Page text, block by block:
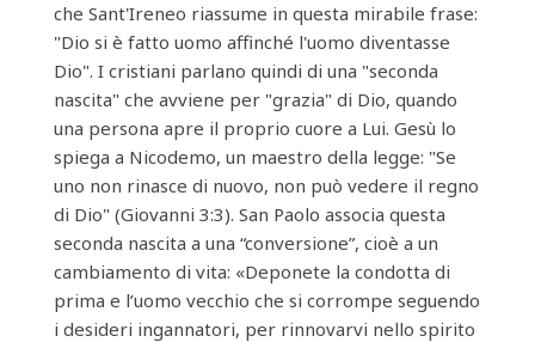
che Sant'Ireneo riassume in questa mirabile frase:
"Dio si è fatto uomo affinché l'uomo diventasse
Dio". I cristiani parlano quindi di una "seconda
nascita" che avviene per "grazia" di Dio, quando
una persona apre il proprio cuore a Lui. Gesù lo
spiega a Nicodemo, un maestro della legge: "Se
uno non rinasce di nuovo, non può vedere il regno
di Dio" (Giovanni 3:3). San Paolo associa questa
seconda nascita a una “conversione”, cioè a un
cambiamento di vita: «Deponete la condotta di
prima e l’uomo vecchio che si corrompe seguendo
i desideri ingannatori, per rinnovarvi nello spirito